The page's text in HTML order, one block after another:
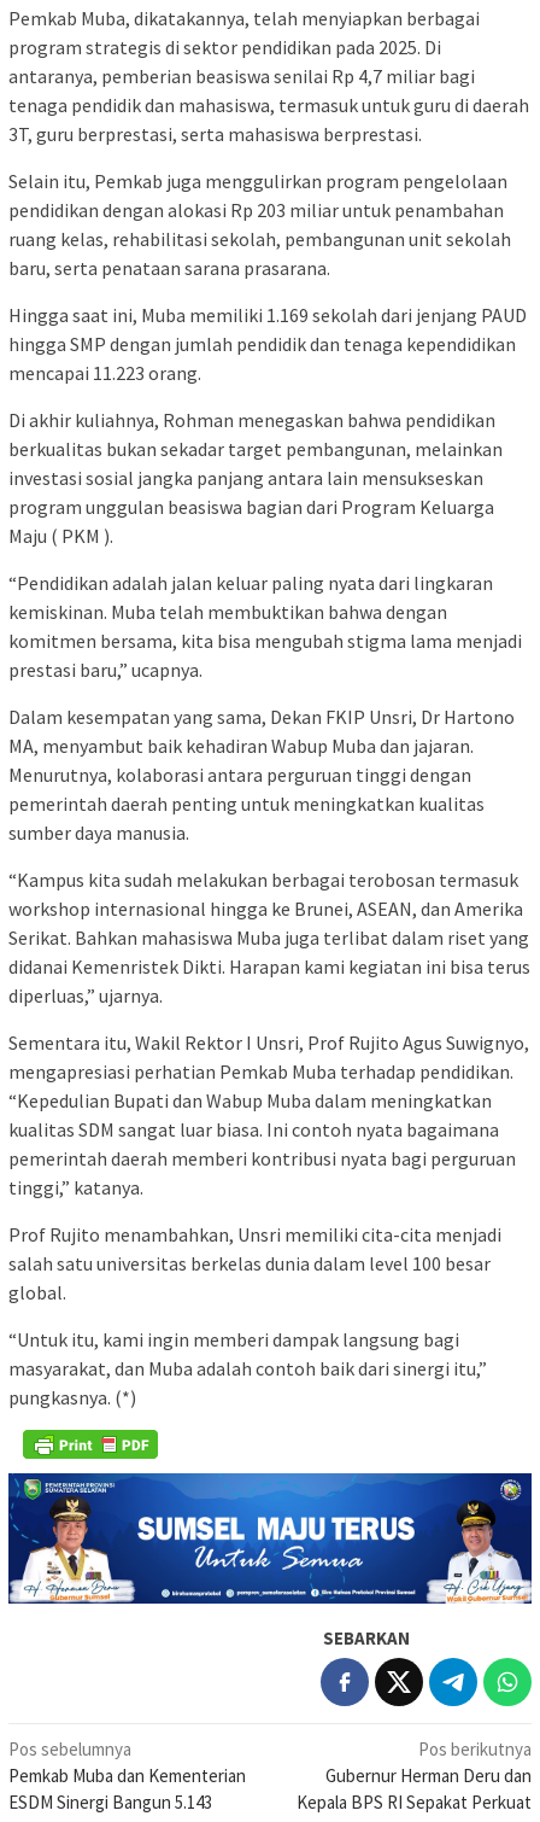
Pemkab Muba, dikatakannya, telah menyiapkan berbagai
program strategis di sektor pendidikan pada 2025. Di
antaranya, pemberian beasiswa senilai Rp 4,7 miliar bagi
tenaga pendidik dan mahasiswa, termasuk untuk guru di daerah
3T, guru berprestasi, serta mahasiswa berprestasi.
Selain itu, Pemkab juga menggulirkan program pengelolaan
pendidikan dengan alokasi Rp 203 miliar untuk penambahan
ruang kelas, rehabilitasi sekolah, pembangunan unit sekolah
baru, serta penataan sarana prasarana.
Hingga saat ini, Muba memiliki 1.169 sekolah dari jenjang PAUD
hingga SMP dengan jumlah pendidik dan tenaga kependidikan
mencapai 11.223 orang.
Di akhir kuliahnya, Rohman menegaskan bahwa pendidikan
berkualitas bukan sekadar target pembangunan, melainkan
investasi sosial jangka panjang antara lain mensukseskan
program unggulan beasiswa bagian dari Program Keluarga
Maju ( PKM ).
“Pendidikan adalah jalan keluar paling nyata dari lingkaran
kemiskinan. Muba telah membuktikan bahwa dengan
komitmen bersama, kita bisa mengubah stigma lama menjadi
prestasi baru,” ucapnya.
Dalam kesempatan yang sama, Dekan FKIP Unsri, Dr Hartono
MA, menyambut baik kehadiran Wabup Muba dan jajaran.
Menurutnya, kolaborasi antara perguruan tinggi dengan
pemerintah daerah penting untuk meningkatkan kualitas
sumber daya manusia.
“Kampus kita sudah melakukan berbagai terobosan termasuk
workshop internasional hingga ke Brunei, ASEAN, dan Amerika
Serikat. Bahkan mahasiswa Muba juga terlibat dalam riset yang
didanai Kemenristek Dikti. Harapan kami kegiatan ini bisa terus
diperluas,” ujarnya.
Sementara itu, Wakil Rektor I Unsri, Prof Rujito Agus Suwignyo,
mengapresiasi perhatian Pemkab Muba terhadap pendidikan.
“Kepedulian Bupati dan Wabup Muba dalam meningkatkan
kualitas SDM sangat luar biasa. Ini contoh nyata bagaimana
pemerintah daerah memberi kontribusi nyata bagi perguruan
tinggi,” katanya.
Prof Rujito menambahkan, Unsri memiliki cita-cita menjadi
salah satu universitas berkelas dunia dalam level 100 besar
global.
“Untuk itu, kami ingin memberi dampak langsung bagi
masyarakat, dan Muba adalah contoh baik dari sinergi itu,”
pungkasnya. (*)
SEBARKAN
Navigasi
pos
Pos sebelumnya
Pemkab Muba dan Kementerian
ESDM Sinergi Bangun 5.143
Pos berikutnya
Gubernur Herman Deru dan
Kepala BPS RI Sepakat Perkuat